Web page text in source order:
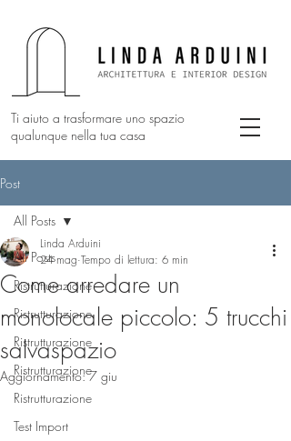
Ti aiuto a trasformare uno spazio
qualunque nella tua casa
Post
All Posts
Ristrutturazione
Ristrutturazione
Ristrutturazione
Ristrutturazione
Ristrutturazione
Test Import
All Posts
Come arredare un
monolocale piccolo: 5 trucchi
salvaspazio
Linda Arduini
24 mag Tempo di lettura: 6 min
Aggiornamento:7 giu